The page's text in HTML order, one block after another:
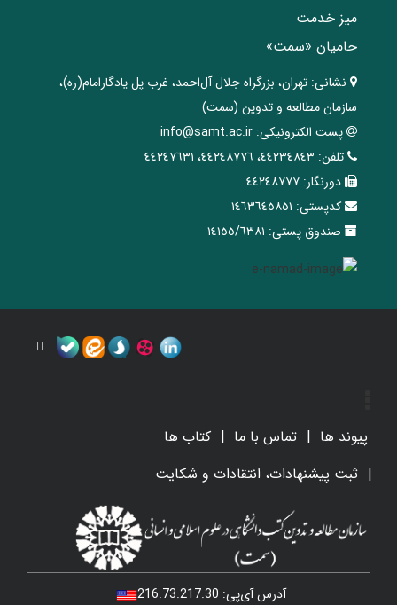
میز خدمت
حامیان «سمت»
نشانی: تهران، ‌بزرگراه ‌جلال آل‌احمد، غرب پل يادگار‌امام(ره)‌،
سازمان مطالعه و تدوین‌ (سمت)
پست الکترونیکی: info@samt.ac.ir
تلفن: ٤٤٢٣٤٨٤٣، ٤٤٢٤٨٧٧٦، ٤٤٢٤٧٦٣١
دورنگار: ٤٤٢٤٨٧٧٧
کدپستی: ١٤٦٣٦٤٥٨٥١
صندوق پستی: ١٤١٥٥/٦٣٨١
پیوند ها تماس با ما
کتاب ها
ثبت پیشنهادات، انتقادات و شکایت
آدرس آی‌پی: 216.73.217.30